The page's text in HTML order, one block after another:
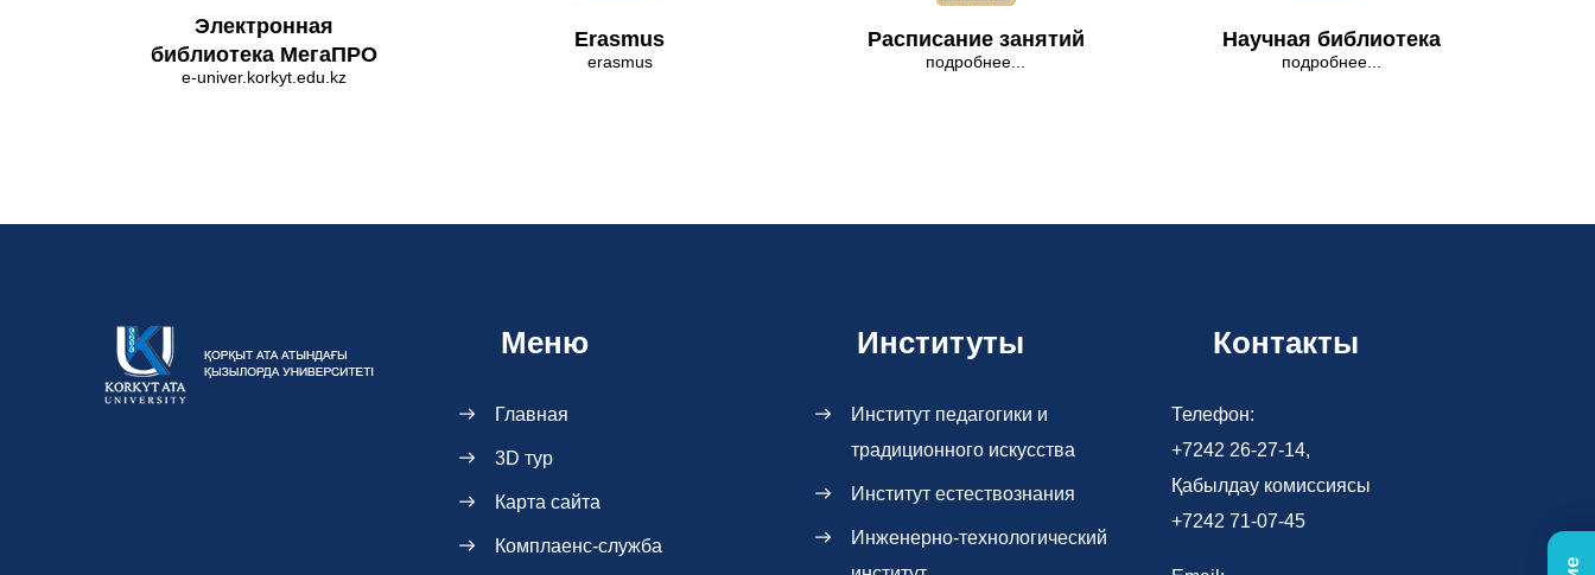
Электронная
библиотека МегаПРО
e-univer.korkyt.edu.kz
Erasmus
erasmus
Расписание занятий
подробнее...
Научная библиотека
подробнее...
Меню
Главная
3D тур
Карта сайта
Комплаенс-служба
Институты
Институт педагогики и
традиционного искусства
Институт естествознания
Инженерно-технологический
Контакты
Телефон:
+7242 26-27-14,
Қабылдау комиссиясы
+7242 71-07-45